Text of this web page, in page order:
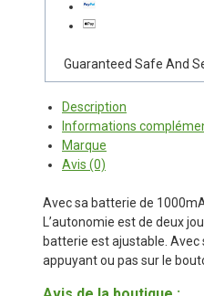
Guaranteed Safe And
Description
Informations
Marque
Avis (0)
Avec sa batterie de
L’autonomie est de deux
batterie est ajustable. Avec
appuyant ou pas sur le